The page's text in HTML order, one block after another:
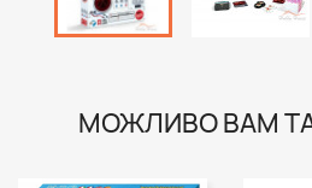
МОЖЛИВО ВАМ